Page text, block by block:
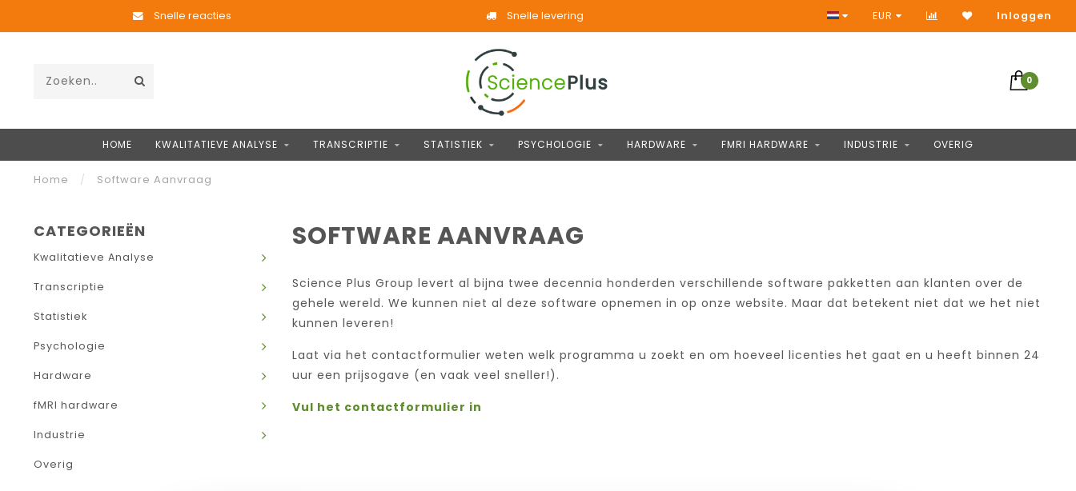
Snelle reacties Snelle levering Geen vooruitbetaling
EUR Inloggen
0
HOME KWALITATIEVE ANALYSE TRANSCRIPTIE STATISTIEK PSYCHOLOGIE HARDWARE FMRI HARDWARE INDUSTRIE OVERIG
Home / Software Aanvraag
CATEGORIEËN
Kwalitatieve Analyse
Transcriptie
Statistiek
Psychologie
Hardware
fMRI hardware
Industrie
Overig
SOFTWARE AANVRAAG
Science Plus Group levert al bijna twee decennia honderden verschillende software pakketten aan klanten over de
gehele wereld. We kunnen niet al deze software opnemen in op onze website. Maar dat betekent niet dat we het niet
kunnen leveren!
Laat via het contactformulier weten welk programma u zoekt en om hoeveel licenties het gaat en u heeft binnen 24
uur een prijsogave (en vaak veel sneller!).
Vul het contactformulier in